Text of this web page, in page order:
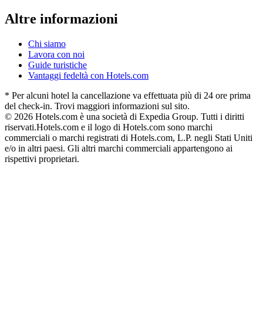
Altre informazioni
Chi siamo
Lavora con noi
Guide turistiche
Vantaggi fedeltà con Hotels.com
* Per alcuni hotel la cancellazione va effettuata più di 24 ore prima
del check-in. Trovi maggiori informazioni sul sito.
© 2026 Hotels.com è una società di Expedia Group. Tutti i diritti
riservati.Hotels.com e il logo di Hotels.com sono marchi
commerciali o marchi registrati di Hotels.com, L.P. negli Stati Uniti
e/o in altri paesi. Gli altri marchi commerciali appartengono ai
rispettivi proprietari.